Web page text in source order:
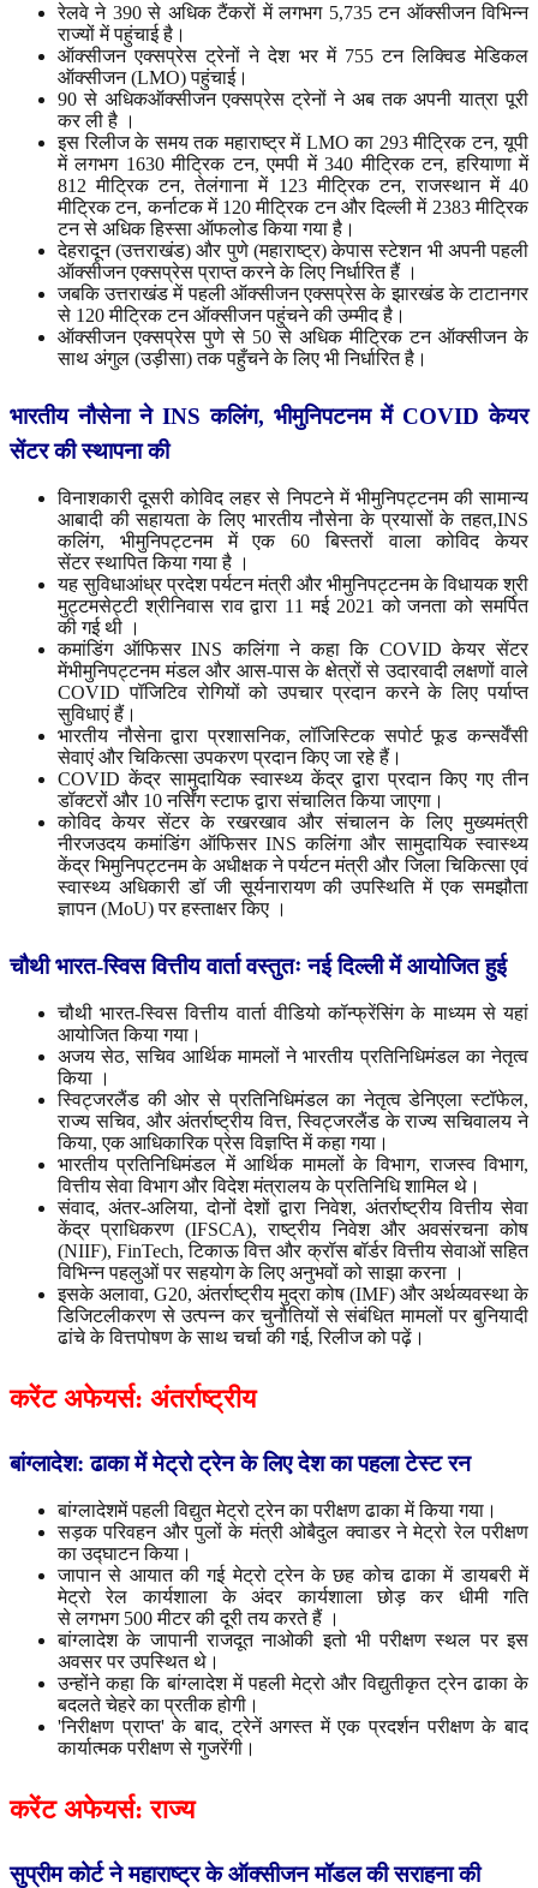
रेलवे ने 390 से अधिक टैंकरों में लगभग 5,735 टन ऑक्सीजन विभिन्न
राज्यों में पहुंचाई है।
ऑक्सीजन एक्सप्रेस ट्रेनों ने देश भर में 755 टन लिक्विड मेडिकल
ऑक्सीजन (LMO) पहुंचाई।
90 से अधिकऑक्सीजन एक्सप्रेस ट्रेनों ने अब तक अपनी यात्रा पूरी
कर ली है ।
इस रिलीज के समय तक महाराष्ट्र में LMO का 293 मीट्रिक टन, यूपी
में लगभग 1630 मीट्रिक टन, एमपी में 340 मीट्रिक टन, हरियाणा में
812 मीट्रिक टन, तेलंगाना में 123 मीट्रिक टन, राजस्थान में 40
मीट्रिक टन, कर्नाटक में 120 मीट्रिक टन और दिल्ली में 2383 मीट्रिक
टन से अधिक हिस्सा ऑफलोड किया गया है।
देहरादून (उत्तराखंड) और पुणे (महाराष्ट्र) केपास स्टेशन भी अपनी पहली
ऑक्सीजन एक्सप्रेस प्राप्त करने के लिए निर्धारित हैं ।
जबकि उत्तराखंड में पहली ऑक्सीजन एक्सप्रेस के झारखंड के टाटानगर
से 120 मीट्रिक टन ऑक्सीजन पहुंचने की उम्मीद है।
ऑक्सीजन एक्सप्रेस पुणे से 50 से अधिक मीट्रिक टन ऑक्सीजन के
साथ अंगुल (उड़ीसा) तक पहुँचने के लिए भी निर्धारित है।
भारतीय नौसेना नेINSकलिंग, भीमुनिपटनम मेंCOVIDकेयर
सेंटर की स्थापना की
विनाशकारी दूसरी कोविद लहर से निपटने में भीमुनिपट्टनम की सामान्य
आबादी की सहायता के लिए भारतीय नौसेना के प्रयासों के तहत,INS
कलिंग, भीमुनिपट्टनम में एक 60 बिस्तरों वाला कोविद केयर
सेंटर स्थापित किया गया है ।
यह सुविधाआंध्र प्रदेश पर्यटन मंत्री और भीमुनिपट्टनम के विधायक श्री
मुट्टमसेट्टी श्रीनिवास राव द्वारा 11 मई 2021 को जनता को समर्पित
की गई थी ।
कमांडिंग ऑफिसर INS कलिंगा ने कहा कि COVID केयर सेंटर
मेंभीमुनिपट्टनम मंडल और आस-पास के क्षेत्रों से उदारवादी लक्षणों वाले
COVID पॉजिटिव रोगियों को उपचार प्रदान करने के लिए पर्याप्त
सुविधाएं हैं।
भारतीय नौसेना द्वारा प्रशासनिक, लॉजिस्टिक सपोर्ट फूड कन्सर्वेंसी
सेवाएं और चिकित्सा उपकरण प्रदान किए जा रहे हैं।
COVID ​​केंद्र सामुदायिक स्वास्थ्य केंद्र द्वारा प्रदान किए गए तीन
डॉक्टरों और 10 नर्सिंग स्टाफ द्वारा संचालित किया जाएगा।
कोविद केयर सेंटर के रखरखाव और संचालन के लिए मुख्यमंत्री
नीरजउदय कमांडिंग ऑफिसर INS कलिंगा और सामुदायिक स्वास्थ्य
केंद्र भिमुनिपट्टनम के अधीक्षक ने पर्यटन मंत्री और जिला चिकित्सा एवं
स्वास्थ्य अधिकारी डॉ जी सूर्यनारायण की उपस्थिति में एक समझौता
ज्ञापन (MoU) पर हस्ताक्षर किए ।
चौथी भारत-स्विस वित्तीय वार्ता वस्तुतः नई दिल्ली में आयोजित हुई
चौथी भारत-स्विस वित्तीय वार्ता वीडियो कॉन्फ्रेंसिंग के माध्यम से यहां
आयोजित किया गया।
अजय सेठ, सचिव आर्थिक मामलों ने भारतीय प्रतिनिधिमंडल का नेतृत्व
किया ।
स्विट्जरलैंड की ओर से प्रतिनिधिमंडल का नेतृत्व डेनिएला स्टॉफेल,
राज्य सचिव, और अंतर्राष्ट्रीय वित्त, स्विट्जरलैंड के राज्य सचिवालय ने
किया, एक आधिकारिक प्रेस विज्ञप्ति में कहा गया।
भारतीय प्रतिनिधिमंडल में आर्थिक मामलों के विभाग, राजस्व विभाग,
वित्तीय सेवा विभाग और विदेश मंत्रालय के प्रतिनिधि शामिल थे।
संवाद, अंतर-अलिया, दोनों देशों द्वारा निवेश, अंतर्राष्ट्रीय वित्तीय सेवा
केंद्र प्राधिकरण (IFSCA), राष्ट्रीय निवेश और अवसंरचना कोष
(NIIF), FinTech, टिकाऊ वित्त और क्रॉस बॉर्डर वित्तीय सेवाओं सहित
विभिन्न पहलुओं पर सहयोग के लिए अनुभवों को साझा करना ।
इसके अलावा, G20, अंतर्राष्ट्रीय मुद्रा कोष (IMF) और अर्थव्यवस्था के
डिजिटलीकरण से उत्पन्न कर चुनौतियों से संबंधित मामलों पर बुनियादी
ढांचे के वित्तपोषण के साथ चर्चा की गई, रिलीज को पढ़ें।
करेंट अफेयर्स: अंतर्राष्ट्रीय
बांग्लादेश:ढाका में मेट्रो ट्रेन के लिए देश का पहला टेस्ट रन
बांग्लादेशमें पहली विद्युत मेट्रो ट्रेन का परीक्षण ढाका में किया गया।
सड़क परिवहन और पुलों के मंत्री ओबैदुल क्वाडर ने मेट्रो रेल परीक्षण
का उद्घाटन किया।
जापान से आयात की गई मेट्रो ट्रेन के छह कोच ढाका में डायबरी में
मेट्रो रेल कार्यशाला के अंदर कार्यशाला छोड़ कर धीमी गति
से लगभग 500 मीटर की दूरी तय करते हैं ।
बांग्लादेश के जापानी राजदूत नाओकी इतो भी परीक्षण स्थल पर इस
अवसर पर उपस्थित थे।
उन्होंने कहा कि बांग्लादेश में पहली मेट्रो और विद्युतीकृत ट्रेन ढाका के
बदलते चेहरे का प्रतीक होगी।
'निरीक्षण प्राप्त' के बाद, ट्रेनें अगस्त में एक प्रदर्शन परीक्षण के बाद
कार्यात्मक परीक्षण से गुजरेंगी।
करेंट अफेयर्स: राज्य
सुप्रीम कोर्ट ने महाराष्ट्र के ऑक्सीजन मॉडल की सराहना की